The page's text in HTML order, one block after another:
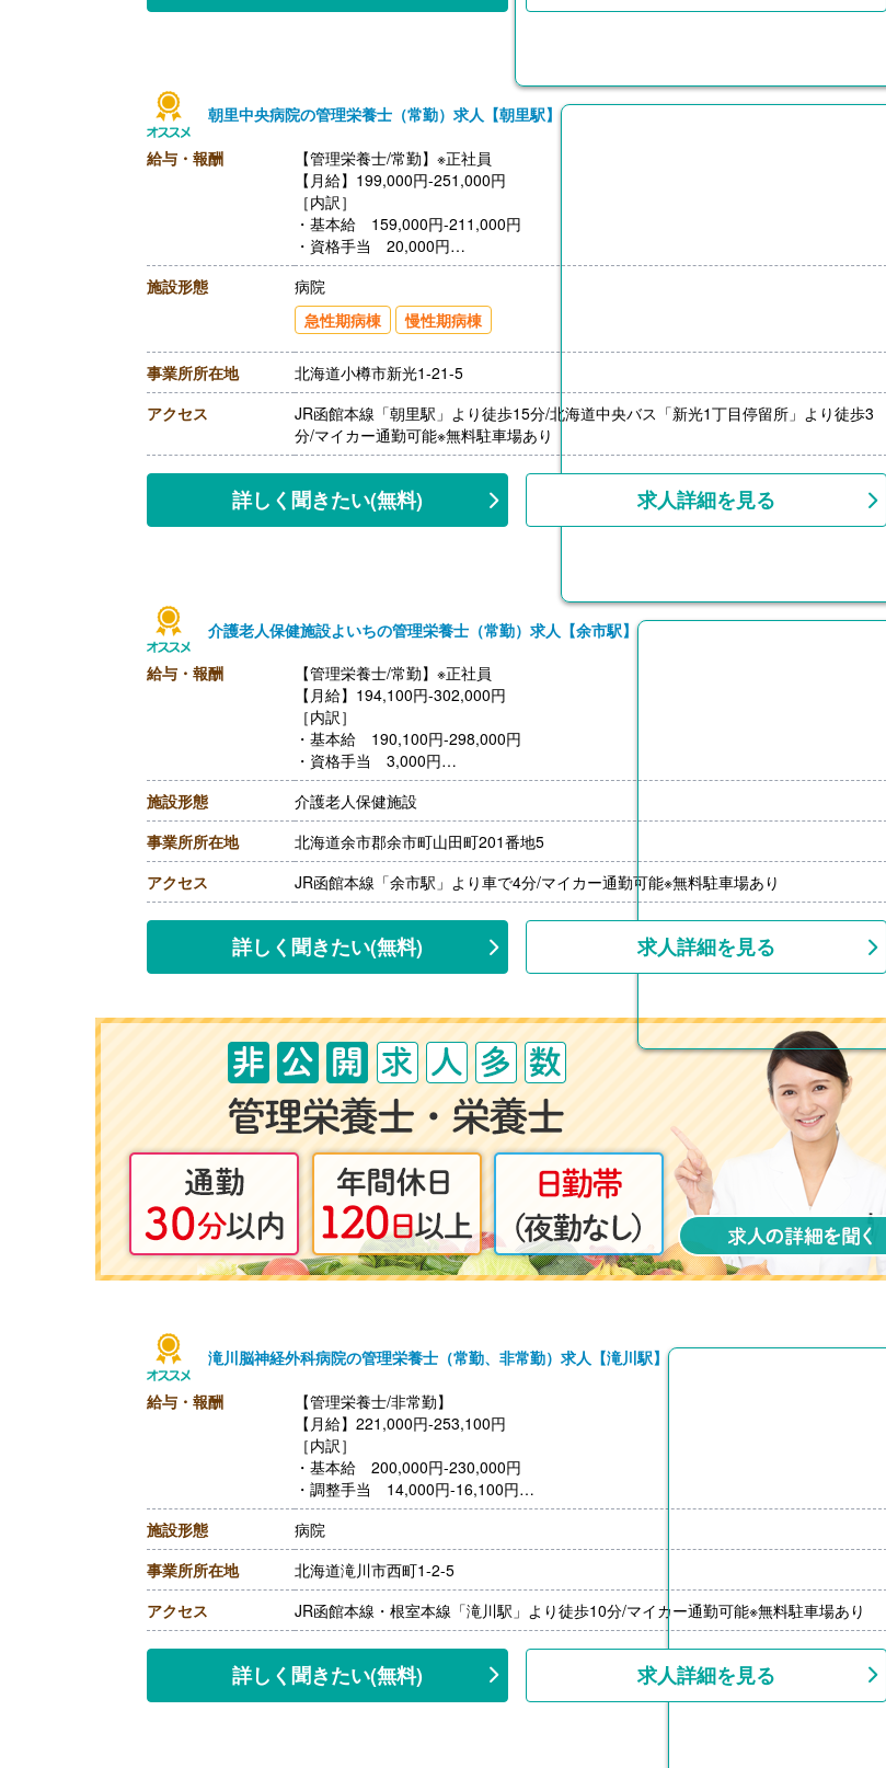
朝里中央病院の管理栄養士（常勤）求人【朝里駅】
給与・報酬
【管理栄養士/常勤】※正社員
【月給】199,000円-251,000円
［内訳］
・基本給 159,000円-211,000円
・資格手当 20,000円
・調整手当 10,000円
・住宅手当 10,000円
【賞与】年2回（計3.20ヶ月分）※前年度実績
【通勤手当】あり（上限30,000円/月）
【昇給】あり（1月あたり2,000円）※前年度実績
【退職金】あり※勤続3年以上
施設形態
病院
急性期病棟
慢性期病棟
事業所所在地
北海道小樽市新光1-21-5
アクセス
JR函館本線「朝里駅」より徒歩15分/北海道中央バス「新光1丁目停留所」より徒歩3
分/マイカー通勤可能※無料駐車場あり
詳しく聞きたい(無料) 求人詳細を見る
介護老人保健施設よいちの管理栄養士（常勤）求人【余市駅】
給与・報酬
【管理栄養士/常勤】※正社員
【月給】194,100円-302,000円
［内訳］
・基本給 190,100円-298,000円
・資格手当 3,000円
・処遇改善手当 1,000円
［その他手当］
・住宅手当 上限20,000円
【賞与】年2回（計1.75ヶ月分）※前年度実績
【通勤手当】あり（上限20,000円/月）※20円/km×勤務日数
【昇給】あり（1月あたり1,000円-3,000円）※前年度実績
施設形態
介護老人保健施設
事業所所在地
北海道余市郡余市町山田町201番地5
アクセス
JR函館本線「余市駅」より車で4分/マイカー通勤可能※無料駐車場あり
詳しく聞きたい(無料) 求人詳細を見る
滝川脳神経外科病院の管理栄養士（常勤、非常勤）求人【滝川駅】
給与・報酬
【管理栄養士/非常勤】
【月給】221,000円-253,100円
［内訳］
・基本給 200,000円-230,000円
・調整手当 14,000円-16,100円
・技術手当 7,000円-
【賞与】年2回（計4ヶ月分）※前年度実績
【通勤手当】あり（車の場合 上限15,000円/月）（公共交通機関の場合 上限26,000円/
月）
【昇給】あり（1月あたり1.00％-）※前年度実績
【退職金】あり ※勤続3年以上---
【時給】1,500円
［その他手当］
・技術手当 7,000円
施設形態
病院
事業所所在地
北海道滝川市西町1-2-5
アクセス
JR函館本線・根室本線「滝川駅」より徒歩10分/マイカー通勤可能※無料駐車場あり
詳しく聞きたい(無料) 求人詳細を見る